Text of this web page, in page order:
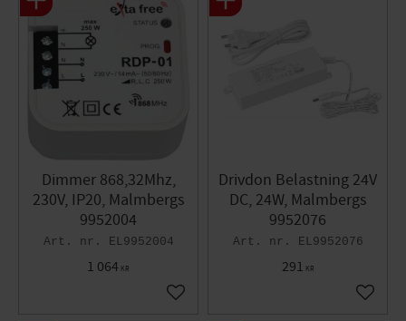
Dimmer 868,32Mhz,
230V, IP20, Malmbergs
9952004
EL9952004
1 064 KR
Lägg till i favoriter
Drivdon Belastning 24V
DC, 24W, Malmbergs
9952076
EL9952076
291 KR
Lägg